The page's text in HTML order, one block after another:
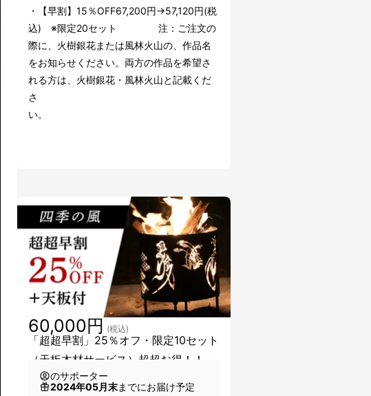
・【早割】15％OFF67,200円→57,120円(税
込) ※限定20セット 注：ご注文の
際に、火樹銀花または風林火山の、作品名
をお知らせください。両方の作品を希望さ
れる方は、火樹銀花・風林火山と記載くだ
さ
い。
「超超早割」25％オフ・限定10セット
（天板木材サービス）超超お得！！
60,000円 (税込)
のサポーター
2024年05月末までにお届け予定